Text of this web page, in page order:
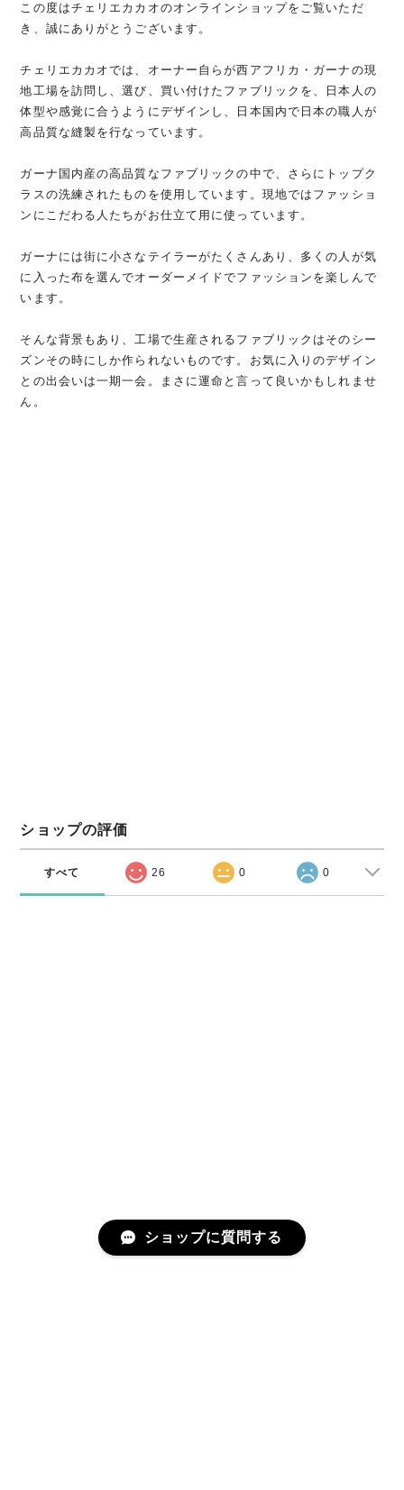
この度はチェリエカカオのオンラインショップをご覧いただ
き、誠にありがとうございます。
チェリエカカオでは、オーナー自らが西アフリカ・ガーナの現
地工場を訪問し、選び、買い付けたファブリックを、日本人の
体型や感覚に合うようにデザインし、日本国内で日本の職人が
高品質な縫製を行なっています。
ガーナ国内産の高品質なファブリックの中で、さらにトップク
ラスの洗練されたものを使用しています。現地ではファッショ
ンにこだわる人たちがお仕立て用に使っています。
ガーナには街に小さなテイラーがたくさんあり、多くの人が気
に入った布を選んでオーダーメイドでファッションを楽しんで
います。
そんな背景もあり、工場で生産されるファブリックはそのシー
ズンその時にしか作られないものです。お気に入りのデザイン
との出会いは一期一会。まさに運命と言って良いかもしれませ
ん。
ショップの評価
すべて 26 0 0
ショップに質問する